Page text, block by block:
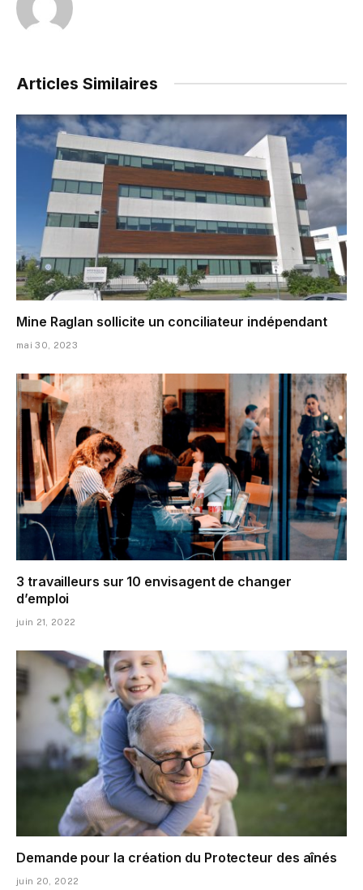
Articles Similaires
Mine Raglan sollicite un conciliateur indépendant
mai 30, 2023
3 travailleurs sur 10 envisagent de changer
d’emploi
juin 21, 2022
Demande pour la création du Protecteur des aînés
juin 20, 2022